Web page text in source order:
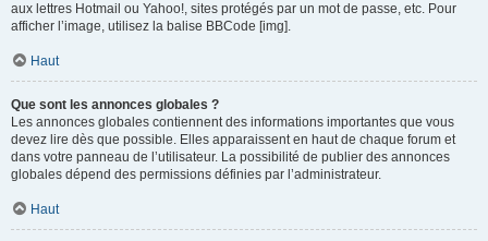
aux lettres Hotmail ou Yahoo!, sites protégés par un mot de passe, etc. Pour
afficher l’image, utilisez la balise BBCode [img].
Haut
Que sont les annonces globales ?
Les annonces globales contiennent des informations importantes que vous
devez lire dès que possible. Elles apparaissent en haut de chaque forum et
dans votre panneau de l’utilisateur. La possibilité de publier des annonces
globales dépend des permissions définies par l’administrateur.
Haut